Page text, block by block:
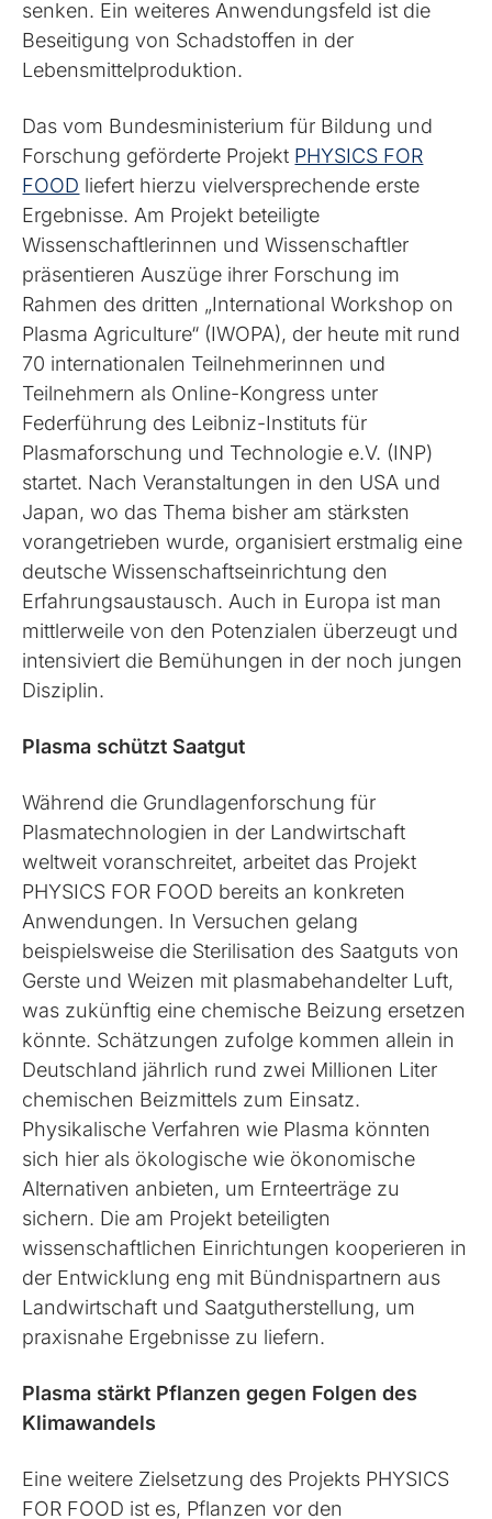
senken. Ein weiteres Anwendungsfeld ist die
Beseitigung von Schadstoffen in der
Lebensmittelproduktion.
Das vom Bundesministerium für Bildung und
Forschung geförderte Projekt PHYSICS FOR
FOOD liefert hierzu vielversprechende erste
Ergebnisse. Am Projekt beteiligte
Wissenschaftlerinnen und Wissenschaftler
präsentieren Auszüge ihrer Forschung im
Rahmen des dritten „International Workshop on
Plasma Agriculture“ (IWOPA), der heute mit rund
70 internationalen Teilnehmerinnen und
Teilnehmern als Online-Kongress unter
Federführung des Leibniz-Instituts für
Plasmaforschung und Technologie e.V. (INP)
startet. Nach Veranstaltungen in den USA und
Japan, wo das Thema bisher am stärksten
vorangetrieben wurde, organisiert erstmalig eine
deutsche Wissenschaftseinrichtung den
Erfahrungsaustausch. Auch in Europa ist man
mittlerweile von den Potenzialen überzeugt und
intensiviert die Bemühungen in der noch jungen
Disziplin.
Plasma schützt Saatgut
Während die Grundlagenforschung für
Plasmatechnologien in der Landwirtschaft
weltweit voranschreitet, arbeitet das Projekt
PHYSICS FOR FOOD bereits an konkreten
Anwendungen. In Versuchen gelang
beispielsweise die Sterilisation des Saatguts von
Gerste und Weizen mit plasmabehandelter Luft,
was zukünftig eine chemische Beizung ersetzen
könnte. Schätzungen zufolge kommen allein in
Deutschland jährlich rund zwei Millionen Liter
chemischen Beizmittels zum Einsatz.
Physikalische Verfahren wie Plasma könnten
sich hier als ökologische wie ökonomische
Alternativen anbieten, um Ernteerträge zu
sichern. Die am Projekt beteiligten
wissenschaftlichen Einrichtungen kooperieren in
der Entwicklung eng mit Bündnispartnern aus
Landwirtschaft und Saatgutherstellung, um
praxisnahe Ergebnisse zu liefern.
Plasma stärkt Pflanzen gegen Folgen des
Klimawandels
Eine weitere Zielsetzung des Projekts PHYSICS
FOR FOOD ist es, Pflanzen vor den